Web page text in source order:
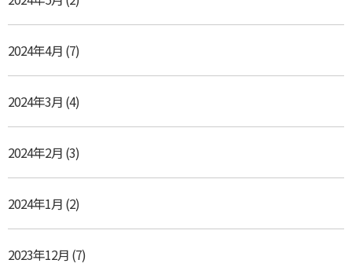
2024年4月 (7)
2024年3月 (4)
2024年2月 (3)
2024年1月 (2)
2023年12月 (7)